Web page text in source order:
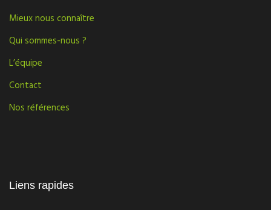
Mieux nous connaître
Qui sommes-nous ?
L’équipe
Contact
Nos références
Liens rapides